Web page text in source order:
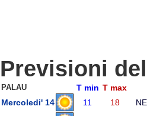
Previsioni
PALAU T min T max
Mercoledi' 14
11 18
NE